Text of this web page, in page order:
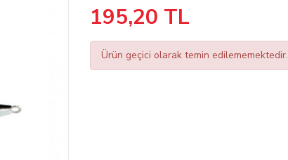
195,20 TL
Ürün geçici olarak temin edilememektedir.